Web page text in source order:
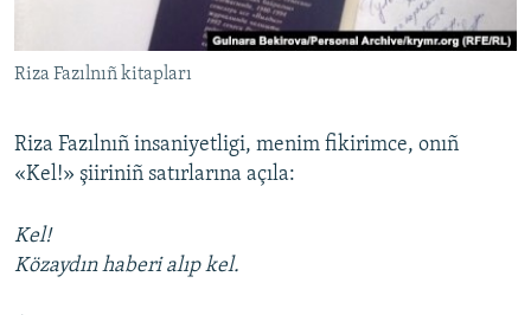
Riza Fazılnıñ kitapları
Riza Fazılnıñ insaniyetligi, menim fikirimce, onıñ
«Kel!» şiiriniñ satırlarına açıla:
Kel!
Közaydın haberi alıp kel.